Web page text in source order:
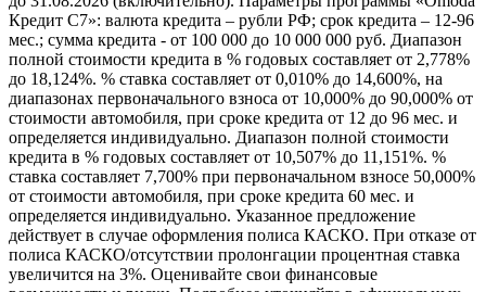
Кредит C7»: валюта кредита – рубли РФ; срок кредита – 12-96
мес.; сумма кредита - от 100 000 до 10 000 000 руб. Диапазон
полной стоимости кредита в % годовых составляет от 2,778%
до 18,124%. % ставка составляет от 0,010% до 14,600%, на
диапазонах первоначального взноса от 10,000% до 90,000% от
стоимости автомобиля, при сроке кредита от 12 до 96 мес. и
определяется индивидуально. Диапазон полной стоимости
кредита в % годовых составляет от 10,507% до 11,151%. %
ставка составляет 7,700% при первоначальном взносе 50,000%
от стоимости автомобиля, при сроке кредита 60 мес. и
определяется индивидуально. Указанное предложение
действует в случае оформления полиса КАСКО. При отказе от
полиса КАСКО/отсутствии пролонгации процентная ставка
увеличится на 3%. Оценивайте свои финансовые